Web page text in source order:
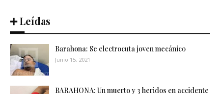
➕ Leídas
Barahona: Se electrocuta joven mecánico
Junio 15, 2021
BARAHONA: Un muerto y 3 heridos en accidente